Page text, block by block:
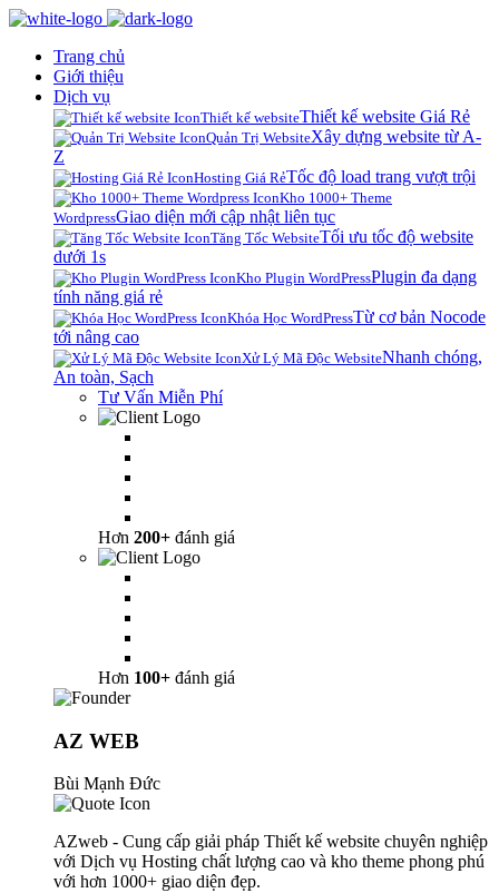
Trang chủ
Giới thiệu
Dịch vụ
Thiết kế websiteThiết kế website Giá Rẻ
Quản Trị WebsiteXây dựng website từ A-
Z
Hosting Giá RẻTốc độ load trang vượt trội
Kho 1000+ Theme
WordpressGiao diện mới cập nhật liên tục
Tăng Tốc WebsiteTối ưu tốc độ website
dưới 1s
Kho Plugin WordPressPlugin đa dạng
tính năng giá rẻ
Khóa Học WordPressTừ cơ bản Nocode
tới nâng cao
Xử Lý Mã Độc WebsiteNhanh chóng,
An toàn, Sạch
Tư Vấn Miễn Phí
Hơn 200+ đánh giá
Hơn 100+ đánh giá
AZ WEB
Bùi Mạnh Đức
AZweb - Cung cấp giải pháp Thiết kế website chuyên nghiệp
với Dịch vụ Hosting chất lượng cao và kho theme phong phú
với hơn 1000+ giao diện đẹp.